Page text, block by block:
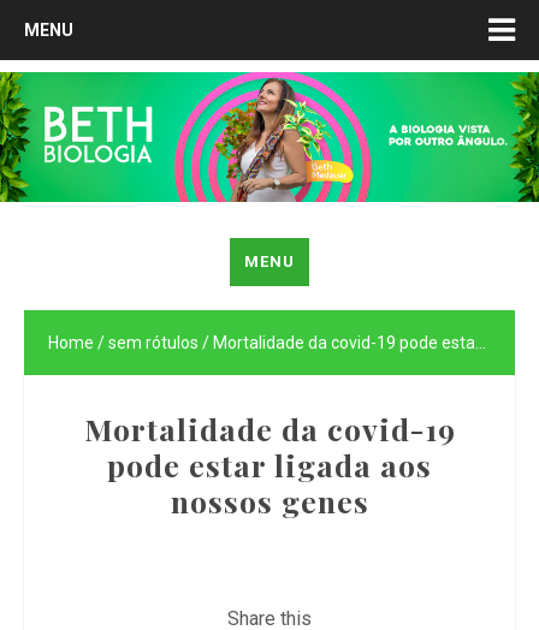
MENU
MENU
Home /sem rótulos / Mortalidade da covid-19 pode estar ligada aos nossos genes
Mortalidade da covid-19
pode estar ligada aos
nossos genes